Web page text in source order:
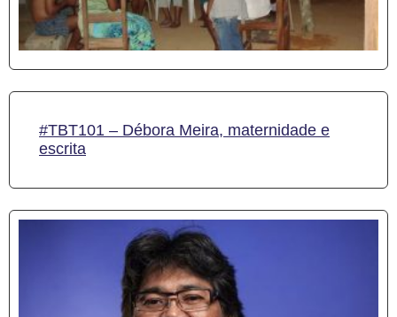
#TBT101 – Débora Meira, maternidade e
escrita